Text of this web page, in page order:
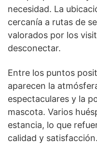
necesidad. La
cercanía a rutas de
valorados por los
desconectar.
Entre los puntos
aparecen la
espectaculares y la
mascota. Varios
estancia, lo que
calidad y satisfacción.